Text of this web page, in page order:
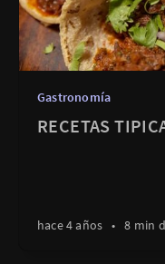
Gastronomía
RECETAS
hace 4 años • 8 min